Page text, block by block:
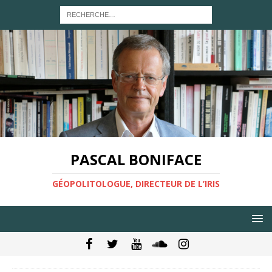
PASCAL BONIFACE
GÉOPOLITOLOGUE, DIRECTEUR DE L’IRIS